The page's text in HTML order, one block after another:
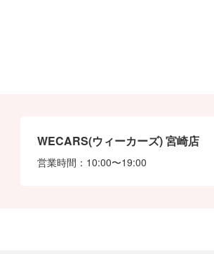
WECARS(ウィーカーズ) 宮崎店
営業時間 10:00〜19:00